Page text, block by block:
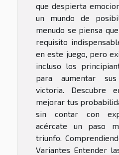
que despierta
un mundo de
menudo se piensa
requisito
en este juego, pero
incluso los
para aumentar
victoria. Descubre
mejorar tus
sin contar con
acércate un paso
triunfo.
Variantes Entender